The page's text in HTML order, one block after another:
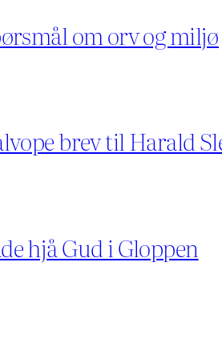
om orv og miljø
brev til Harald
hjå Gud i Gloppen